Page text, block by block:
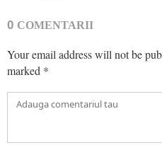
0 COMENTARII
Your email address will not be
marked *